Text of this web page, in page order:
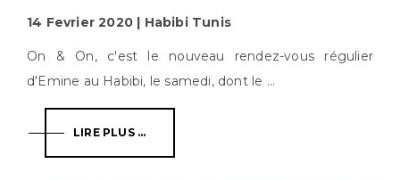
14 Fevrier 2020 | Habibi Tunis
On & On, c'est le nouveau rendez-vous régulier
d'Emine au Habibi, le samedi, dont le ...
LIRE PLUS ...